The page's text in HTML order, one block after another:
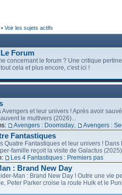
• Voir les sujets actifs
Forum
concernant le forum ? Une critique
cela et plus encore, c'est ici !
Avengers et leur univers ! Après avoir
le multivers (2026)...
Avengers : Doomsday Avengers :
Fantastiques
Quatre Fantastiques et leur univers ! Dans
famille reçoit la visite de Galactus
Les 4 Fantastiques : Premiers pas
: Brand New Day
Man : Brand New Day ! Outre une vie
Peter Parker croise la route Hulk et le